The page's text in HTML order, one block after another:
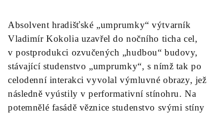
Absolvent hradišťské „umprumky“ výtvarník
Vladimír Kokolia uzavřel do nočního ticha cel,
v postprodukci ozvučených „hudbou“ budovy,
stávající studenstvo „umprumky“, s nímž tak po
celodenní interakci vyvolal výmluvné obrazy, jež
následně vyústily v performativní stínohru. Na
potemnělé fasádě věznice studenstvo svými stíny